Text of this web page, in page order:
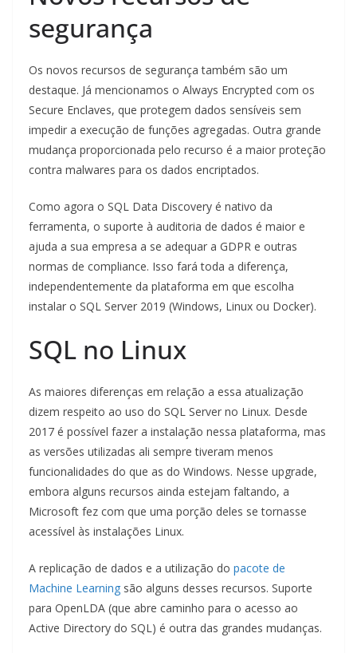
segurança
Os novos recursos de segurança também são um
destaque. Já mencionamos o Always Encrypted com os
Secure Enclaves, que protegem dados sensíveis sem
impedir a execução de funções agregadas. Outra grande
mudança proporcionada pelo recurso é a maior proteção
contra malwares para os dados encriptados.
Como agora o SQL Data Discovery é nativo da
ferramenta, o suporte à auditoria de dados é maior e
ajuda a sua empresa a se adequar a GDPR e outras
normas de compliance. Isso fará toda a diferença,
independentemente da plataforma em que escolha
instalar o SQL Server 2019 (Windows, Linux ou Docker).
SQL no Linux
As maiores diferenças em relação a essa atualização
dizem respeito ao uso do SQL Server no Linux. Desde
2017 é possível fazer a instalação nessa plataforma, mas
as versões utilizadas ali sempre tiveram menos
funcionalidades do que as do Windows. Nesse upgrade,
embora alguns recursos ainda estejam faltando, a
Microsoft fez com que uma porção deles se tornasse
acessível às instalações Linux.
A replicação de dados e a utilização do pacote de
Machine Learning são alguns desses recursos. Suporte
para OpenLDA (que abre caminho para o acesso ao
Active Directory do SQL) é outra das grandes mudanças.